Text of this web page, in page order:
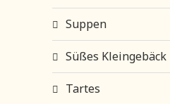
Suppen
Süßes Kleingebäck
Tartes